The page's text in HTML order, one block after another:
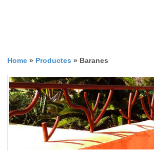
Home » Productes » Baranes